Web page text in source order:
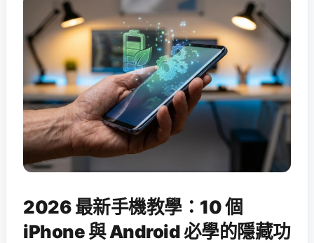
2026 最新手機教學：10 個
iPhone 與 Android 必學的隱藏功